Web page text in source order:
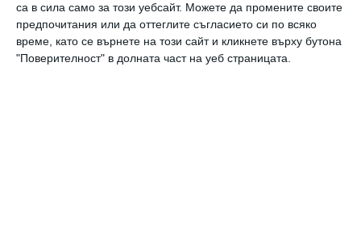
са в сила само за този уебсайт. Можете да промените своите
предпочитания или да оттеглите съгласието си по всяко
време, като се върнете на този сайт и кликнете върху бутона
"Поверителност" в долната част на уеб страницата.